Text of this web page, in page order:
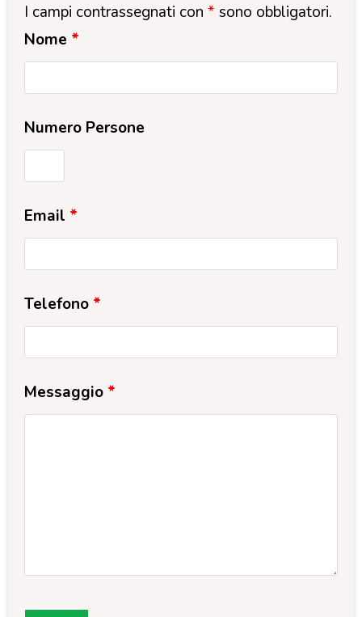
I campi contrassegnati con* sono obbligatori.
Nome *
Numero Persone
Email *
Telefono *
Messaggio *